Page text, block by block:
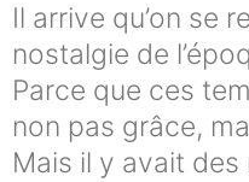
Il arrive qu’on se
nostalgie de
Parce que ces
non pas grâce,
Mais il y avait des